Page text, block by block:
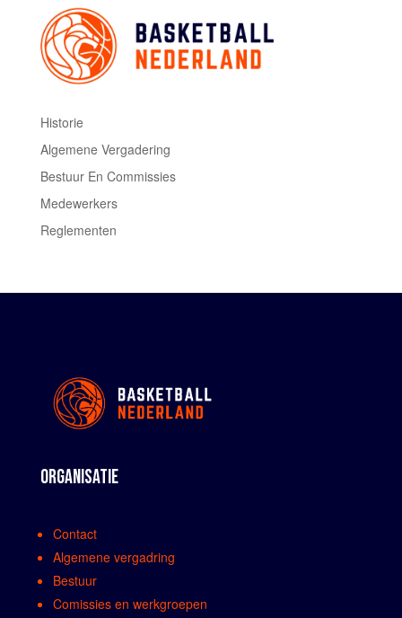
Historie
Algemene Vergadering
Bestuur En Commissies
Medewerkers
Reglementen
ORGANISATIE
Contact
Algemene vergadring
Bestuur
Comissies en werkgroepen